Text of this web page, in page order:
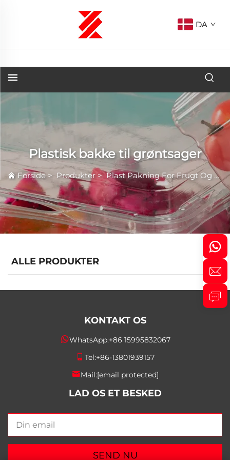
DA
Plastisk bakke til grøntsager
Forside> Produkter>Plast Pakning For Frugt Og Grøntsager
ALLE PRODUKTER
KONTAKT OS
WhatsApp:+86 15995832067
Tel:+86-13801939157
Mail:[email protected]
LAD OS ET BESKED
SEND NU